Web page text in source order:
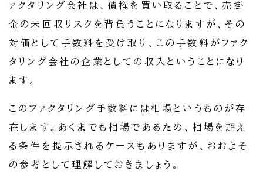
ァクタリング会社は、債権を買い取ることで、売掛
金の未回収リスクを背負うことになりますが、その
対価として手数料を受け取り、この手数料がファク
タリング会社の企業としての収入ということになり
ます。
このファクタリング手数料には相場というものが存
在します。あくまでも相場であるため、相場を超え
る条件を提示されるケースもありますが、おおよそ
の参考として理解しておきましょう。